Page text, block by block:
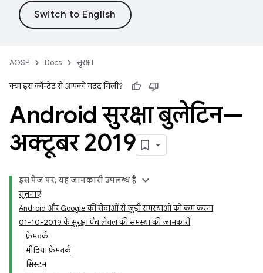
AOSP Docs सुरक्षा
क्या इस कॉन्टेंट से आपको मदद मिली?
Android सुरक्षा बुलेटिन—
अक्टूबर 2019
इस पेज पर, यह जानकारी उपलब्ध है
सूचनाएं
Android और Google की सेवाओं से जुड़ी समस्याओं को कम करना
01-10-2019 के सुरक्षा पैच लेवल की समस्या की जानकारी
फ़्रेमवर्क
मीडिया फ़्रेमवर्क
सिस्टम